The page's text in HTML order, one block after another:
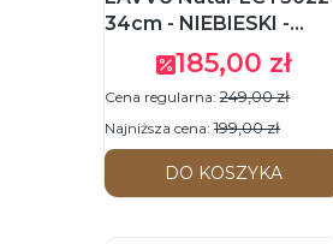
34cm - NIEBIESKI -
Zegar ścienny
Cena promocyjna
185,00 zł
Cena regularna: 249,00 zł
Najniższa cena: 199,00 zł
DO KOSZYKA